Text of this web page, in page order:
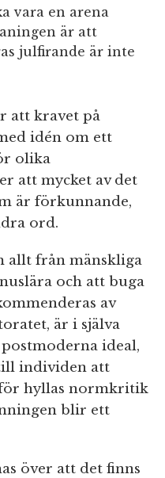
vara en arena
är att
julfirande är inte
att kravet på
idén om ett
olika
att mycket av det
är förkunnande,
ord.
allt från mänskliga
och att buga
av
är i själva
ideal,
individen att
hyllas normkritik
blir ett
över att det finns